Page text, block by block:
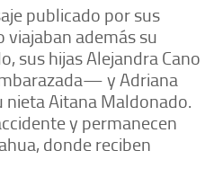
publicado por sus
además su
sus hijas Alejandra Cano
y Adriana
Aitana Maldonado.
y permanecen
donde reciben